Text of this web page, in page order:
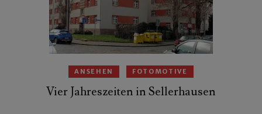
ANSEHEN FOTOMOTIVE
Vier Jahreszeiten in Sellerhausen